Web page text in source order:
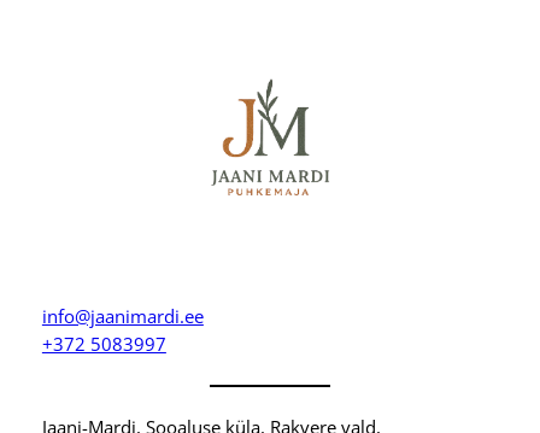
info@jaanimardi.ee
+372 5083997
Jaani-Mardi, Sooaluse küla, Rakvere vald,